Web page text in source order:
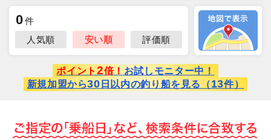
0件
人気順
安い順 評価順
ポイント 2倍！ お試しモニター中！
新規加盟から30 日以内の釣り船を見る（13件）